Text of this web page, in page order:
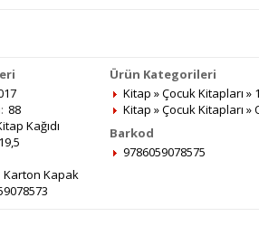
88
Kağıdı
Karton Kapak
Ürün Kategorileri
Kitap »Çocuk Kitapları »
Kitap »Çocuk Kitapları »
Barkod
9786059078575